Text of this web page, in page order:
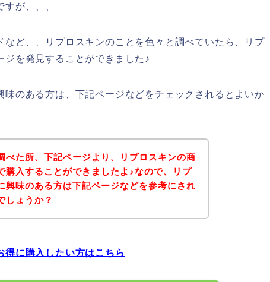
が、、、
など、、リプロスキンのことを色々と調べていたら、リプ
ジを発見することができました♪
味のある方は、下記ページなどをチェックされるとよいか
べた所、下記ページより、リプロスキンの商
購入することができましたよ♪なので、リプ
興味のある方は下記ページなどを参考にされ
しょうか？
得に購入したい方はこちら